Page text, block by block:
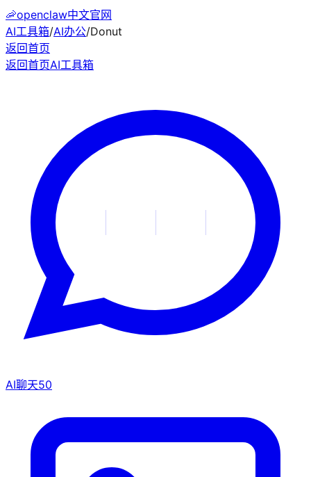
🦐openclaw中文官网
AI工具箱/AI办公/Donut
返回首页
返回首页AI工具箱
AI聊天50